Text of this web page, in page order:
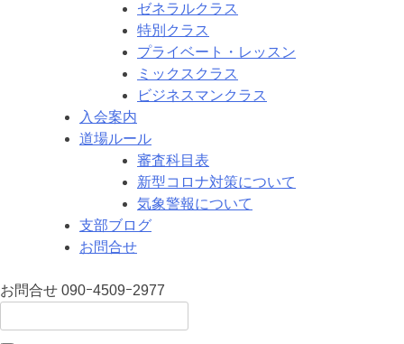
ゼネラルクラス
特別クラス
プライベート・レッスン
ミックスクラス
ビジネスマンクラス
入会案内
道場ルール
審査科目表
新型コロナ対策について
気象警報について
支部ブログ
お問合せ
お問合せ 090ｰ4509ｰ2977